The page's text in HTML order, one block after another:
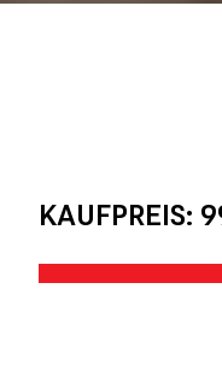
KAUFPREIS: